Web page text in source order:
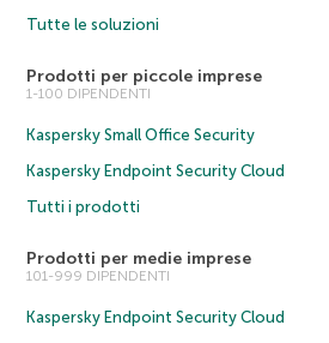
Tutte le soluzioni
Prodotti per piccole imprese
1-100 DIPENDENTI
Kaspersky Small Office Security
Kaspersky Endpoint Security Cloud
Tutti i prodotti
Prodotti per medie imprese
101-999 DIPENDENTI
Kaspersky Endpoint Security Cloud